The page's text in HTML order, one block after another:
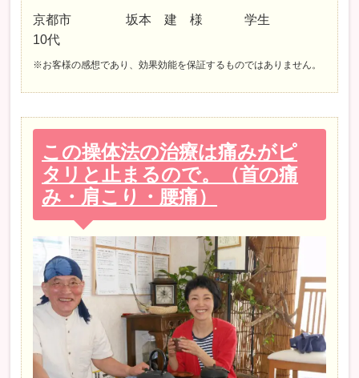
京都市 坂本 建 様 学生
10代
※お客様の感想であり、効果効能を保証するものではありません。
この操体法の治療は痛みがピ
タリと止まるので。（首の痛
み・肩こり・腰痛）